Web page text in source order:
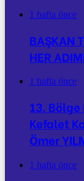
1 hafta önce
BAŞKAN
HER
1 hafta önce
13.
Kefalet
Ömer
1 hafta önce